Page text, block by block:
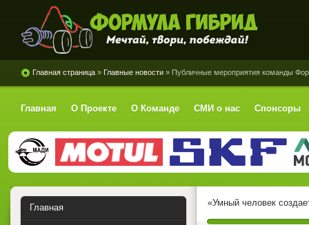
Формула Гибрид
Главная страница » Главные новости » Публичные мероприятия команды
Главная О Проекте О Команде СМИ о нас Спонсоры
«Умный человек
Главная